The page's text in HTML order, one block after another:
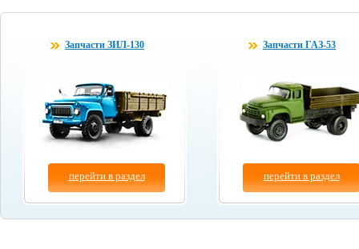
Запчасти ЗИЛ-130
перейти в раздел
Запчасти ГАЗ-53
перейти в раздел